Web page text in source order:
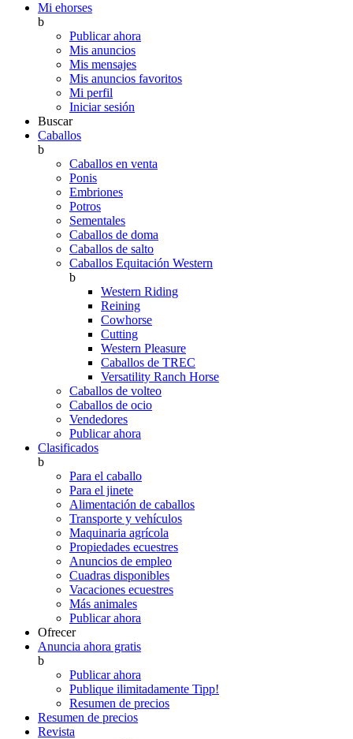
Mi ehorses
b
Publicar ahora
Mis anuncios
Mis mensajes
Mis anuncios favoritos
Mi perfil
Iniciar sesión
Buscar
Caballos
b
Caballos en venta
Ponis
Embriones
Potros
Sementales
Caballos de doma
Caballos de salto
Caballos Equitación Western
b
Western Riding
Reining
Cowhorse
Cutting
Western Pleasure
Caballos de TREC
Versatility Ranch Horse
Caballos de volteo
Caballos de ocio
Vendedores
Publicar ahora
Clasificados
b
Para el caballo
Para el jinete
Alimentación de caballos
Transporte y vehículos
Maquinaria agrícola
Propiedades ecuestres
Anuncios de empleo
Cuadras disponibles
Vacaciones ecuestres
Más animales
Publicar ahora
Ofrecer
Anuncia ahora gratis
b
Publicar ahora
Publique ilimitadamente Tipp!
Resumen de precios
Resumen de precios
Revista